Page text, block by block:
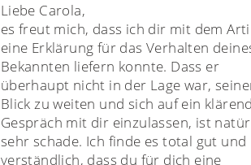
Liebe Carola,
es freut mich, dass ich dir mit dem
eine Erklärung für das Verhalten
Bekannten liefern konnte. Dass er
überhaupt nicht in der Lage war,
Blick zu weiten und sich auf ein
Gespräch mit dir einzulassen, ist
sehr schade. Ich finde es total gut und
verständlich, dass du für dich eine